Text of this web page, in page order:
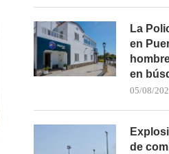
UN HOMBRE FALLECE TRAS
La
en
en
05/08/
de